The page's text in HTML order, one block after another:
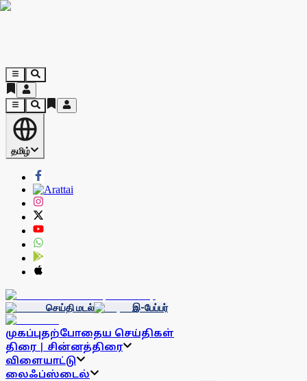
தமிழ்
செய்தி மடல் இ-பேப்பர்
முகப்புதற்போதைய செய்திகள்
திரை | சின்னத்திரை
விளையாட்டு
லைஃப்ஸ்டைல்